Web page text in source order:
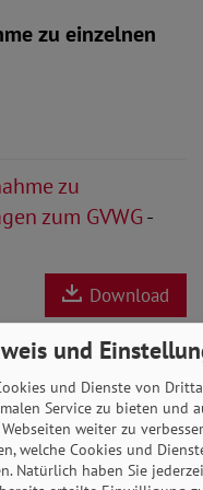
zu einzelnen
zu
zum GVWG-
Download
und
und Dienste von
Service zu bieten und
weiter zu
welche Cookies und
Natürlich haben Sie